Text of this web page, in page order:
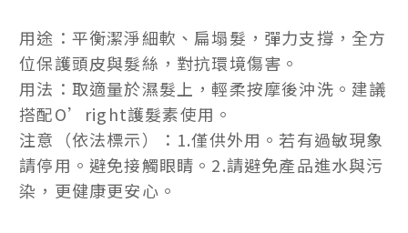
用途：平衡潔淨細軟、扁塌髮，彈力支撐，全方
位保護頭皮與髮絲，對抗環境傷害。
用法：取適量於濕髮上，輕柔按摩後沖洗。建議
搭配O’right護髮素使用。
注意（依法標示）：1.僅供外用。若有過敏現象
請停用。避免接觸眼睛。2.請避免產品進水與污
染，更健康更安心。